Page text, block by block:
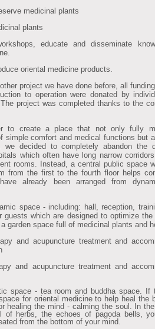
medicinal plants
plants
educate and disseminate
oriental medicine products.
project we have done before, all
to operation were donated by
project was completed thanks to the
a place that not only fully
simple comfort and medical functions but
we decided to completely abandon the
which often have long narrow
rooms. Instead, a central public space
from the first to the fourth floor helps
already been arranged from
space - including: hall, reception,
guests which are designed to optimize the
garden space full of medicinal plants and
and acupuncture treatment and
and acupuncture treatment and
space - tea room and buddha space. If
for oriental medicine to help heal the
healing the mind - calming the soul. In
of herbs, the echoes of pagoda bells,
from the bottom of your mind.